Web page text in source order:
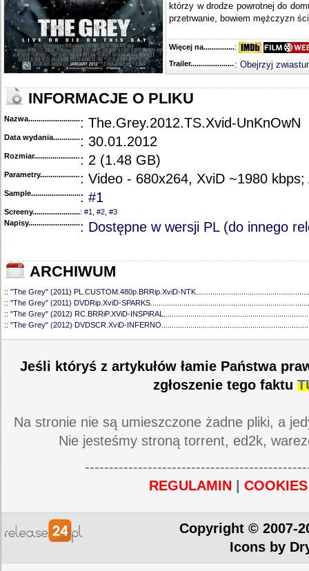
którzy w drodze powrotnej do
przetrwanie, bowiem mężczyzn
Więcej na........................................
:
Trailer...........................................
: Obejrzyj
INFORMACJE O PLIKU
Nazwa.............................................: The.Grey.2012.TS.Xvid-UnKnOwN
Data wydania......................................
: 30.01.2012
Rozmiar...........................................
: 2 (1.48 GB)
Parametry.........................................: Video - 680x264, XviD ~1980
Sample............................................
: #1
Screeny...........................................
: #1 #2 #3
Napisy............................................
: Dostępne w wersji PL (do innego
ARCHIWUM
:: "The Grey" (2011) PL.CUSTOM.480p.BRRip.XviD-NTK
:: "The Grey" (2011) DVDRip.XviD-SPARKS
:: "The Grey" (2012) RC.BRRiP.XViD-INSPiRAL
:: "The Grey" (2012) DVDSCR.XviD-INFERNO
Jeśli któryś z artykułów łamie Państwa
zgłoszenie tego faktu
Na stronie nie są umieszczone żadne pliki, a
Nie jesteśmy stroną torrent, ed2k,
REGULAMIN
COOKIES
Copyright © 2007-
Icons by